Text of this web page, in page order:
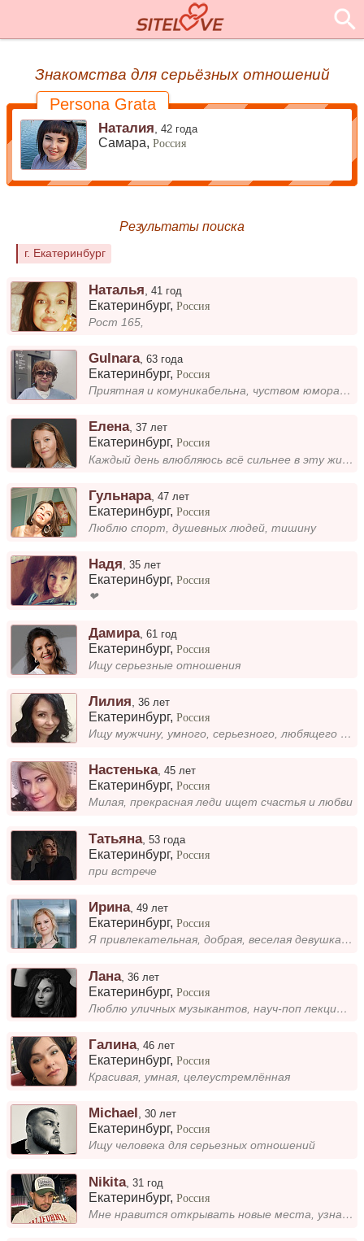
Знакомства для серьёзных отношений
Persona Grata
Наталия ,42 года
Самара,Россия
Результаты поиска
г. Екатеринбург
Наталья ,41 год
Екатеринбург,Россия
Рост 165,
Gulnara,63 года
Екатеринбург,Россия
Приятная и комуникабельна, чуством юмора, люблю музыку, танцы, природу. Путешествия. Смотрю мужчин много, а толку ни как...
Елена,37 лет
Екатеринбург,Россия
Каждый день влюбляюсь всё сильнее в эту жизнь и удивительный мир вокруг ❤️ Жизнерадостная. Искренняя. Настоящая....
Гульнара,47 лет
Екатеринбург,Россия
Люблю спорт, душевных людей, тишину
Надя ,35 лет
Екатеринбург,Россия
❤
Дамира,61 год
Екатеринбург,Россия
Ищу серьезные отношения
Лилия ,36 лет
Екатеринбург,Россия
Ищу мужчину, умного, серьезного, любящего книги, фильмы и сериалы, игры. Я в разводе, есть сын. Люблю кофе и видеоигры....
Настенька,45 лет
Екатеринбург,Россия
Милая, прекрасная леди ищет счастья и любви
Татьяна,53 года
Екатеринбург,Россия
при встрече
Ирина,49 лет
Екатеринбург,Россия
Я привлекательная, добрая, веселая девушка. Познакомлюсь с надёжным, добрым, умным мужчиной для создания семьи.
Лана,36 лет
Екатеринбург,Россия
Люблю уличных музыкантов, науч-поп лекции, книги и сериалы - всё, где есть история.
Галина,46 лет
Екатеринбург,Россия
Красивая, умная, целеустремлённая
Michael,30 лет
Екатеринбург,Россия
Ищу человека для серьезных отношений
Nikita,31 год
Екатеринбург,Россия
Мне нравится открывать новые места, узнавать культуру и встречать интересных людей в путешествиях. Обожаю, когда приключ...